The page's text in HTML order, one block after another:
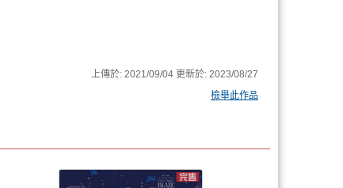
上傳於: 2021/09/04 更新於: 2023/08/27
檢舉此作品